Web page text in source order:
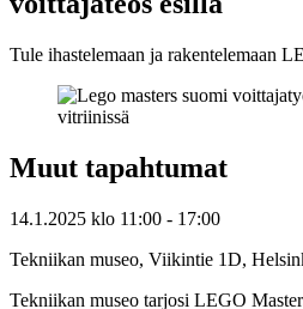
Tule ihastelemaan ja rakentelemaan
Muut tapahtumat
14.1.2025 klo 11:00 - 17:00
Tekniikan museo, Viikintie 1D,
Tekniikan museo tarjosi LEGO